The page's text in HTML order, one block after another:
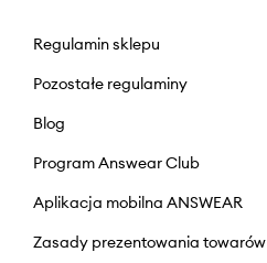
Regulamin sklepu
Pozostałe regulaminy
Blog
Program Answear Club
Aplikacja mobilna ANSWEAR
Zasady prezentowania towarów